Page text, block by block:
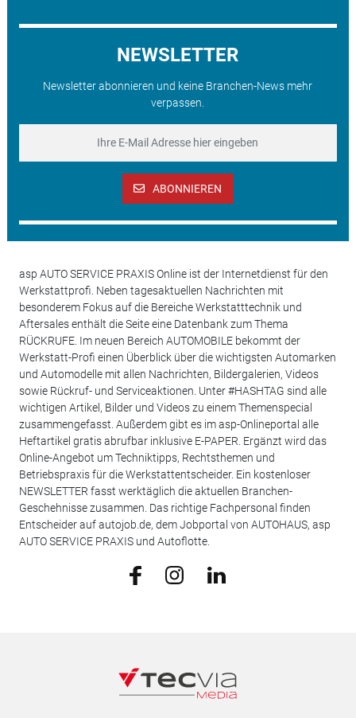
NEWSLETTER
Newsletter abonnieren und keine Branchen-News mehr
verpassen.
ABONNIEREN
asp AUTO SERVICE PRAXIS Online ist der Internetdienst für den
Werkstattprofi. Neben tagesaktuellen Nachrichten mit
besonderem Fokus auf die Bereiche Werkstatttechnik und
Aftersales enthält die Seite eine Datenbank zum Thema
RÜCKRUFE. Im neuen Bereich AUTOMOBILE bekommt der
Werkstatt-Profi einen Überblick über die wichtigsten Automarken
und Automodelle mit allen Nachrichten, Bildergalerien, Videos
sowie Rückruf- und Serviceaktionen. Unter #HASHTAG sind alle
wichtigen Artikel, Bilder und Videos zu einem Themenspecial
zusammengefasst. Außerdem gibt es im asp-Onlineportal alle
Heftartikel gratis abrufbar inklusive E-PAPER. Ergänzt wird das
Online-Angebot um Techniktipps, Rechtsthemen und
Betriebspraxis für die Werkstattentscheider. Ein kostenloser
NEWSLETTER fasst werktäglich die aktuellen Branchen-
Geschehnisse zusammen. Das richtige Fachpersonal finden
Entscheider auf autojob.de, dem Jobportal von AUTOHAUS, asp
AUTO SERVICE PRAXIS und Autoflotte.